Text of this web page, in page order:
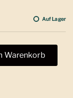
Auf Lager
Warenkorb